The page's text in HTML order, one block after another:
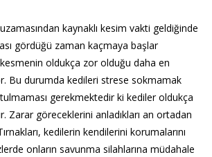
uzamasından kaynaklı kesim vakti geldiğinde
gördüğü zaman kaçmaya başlar
kesmenin oldukça zor olduğu daha en
Bu durumda kedileri strese sokmamak
gerekmektedir ki kediler oldukça
Zarar göreceklerini anladıkları an ortadan
kedilerin kendilerini korumalarını
onların savunma silahlarına müdahale